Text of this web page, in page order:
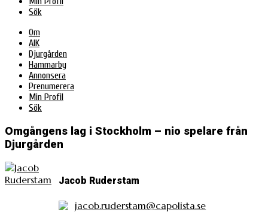
Sök
Om
AIK
Djurgården
Hammarby
Annonsera
Prenumerera
Min Profil
Sök
Omgångens lag i Stockholm – nio spelare från
Djurgården
Jacob Ruderstam
jacob.ruderstam@capolista.se